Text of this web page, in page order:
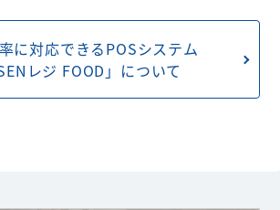
に対応できるPOSシステム
レジ FOOD」について